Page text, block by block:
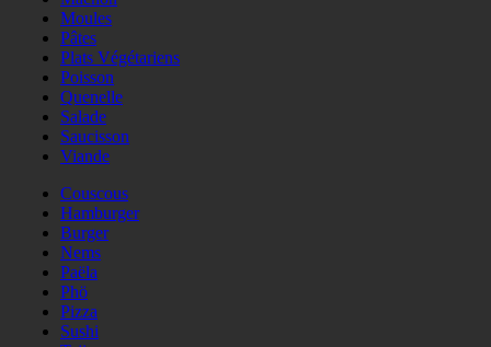
Moules
Pâtes
Plats Végétariens
Poisson
Quenelle
Salade
Saucisson
Viande
Couscous
Hamburger
Burger
Nems
Paëla
Phö
Pizza
Sushi